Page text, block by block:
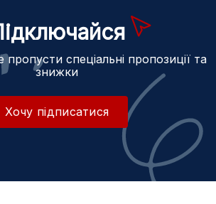
спеціальні пропозиції та
знижки
Хочу підписатися